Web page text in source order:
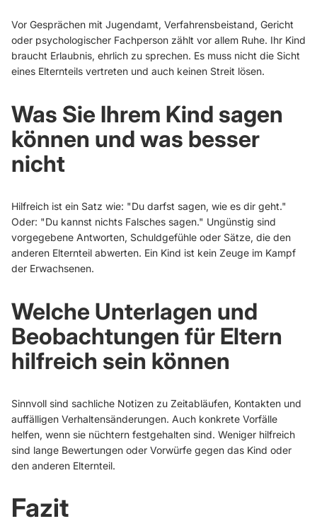
Vor Gesprächen mit Jugendamt, Verfahrensbeistand, Gericht
oder psychologischer Fachperson zählt vor allem Ruhe. Ihr Kind
braucht Erlaubnis, ehrlich zu sprechen. Es muss nicht die Sicht
eines Elternteils vertreten und auch keinen Streit lösen.
Was Sie Ihrem Kind sagen
können und was besser
nicht
Hilfreich ist ein Satz wie: "Du darfst sagen, wie es dir geht."
Oder: "Du kannst nichts Falsches sagen." Ungünstig sind
vorgegebene Antworten, Schuldgefühle oder Sätze, die den
anderen Elternteil abwerten. Ein Kind ist kein Zeuge im Kampf
der Erwachsenen.
Welche Unterlagen und
Beobachtungen für Eltern
hilfreich sein können
Sinnvoll sind sachliche Notizen zu Zeitabläufen, Kontakten und
auffälligen Verhaltensänderungen. Auch konkrete Vorfälle
helfen, wenn sie nüchtern festgehalten sind. Weniger hilfreich
sind lange Bewertungen oder Vorwürfe gegen das Kind oder
den anderen Elternteil.
Fazit